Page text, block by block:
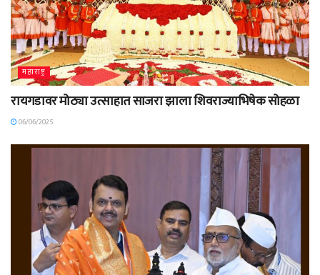
महाराष्ट्र
रायगडावर मोठ्या उत्साहात साजरा झाला शिवराज्याभिषेक सोहळा
06/06/2025